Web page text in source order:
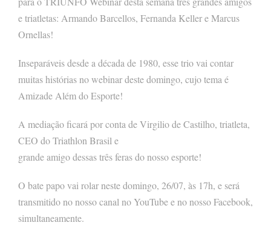
e triatletas: Armando Barcellos, Fernanda Keller e Marcus
Ornellas!
Inseparáveis desde a década de 1980, esse trio vai contar
muitas histórias no webinar deste domingo, cujo tema é
Amizade Além do Esporte!
A mediação ficará por conta de Virgilio de Castilho, triatleta,
CEO do Triathlon Brasil e
grande amigo dessas três feras do nosso esporte!
O bate papo vai rolar neste domingo, 26/07, às 17h, e será
transmitido no nosso canal no YouTube e no nosso Facebook,
simultaneamente.